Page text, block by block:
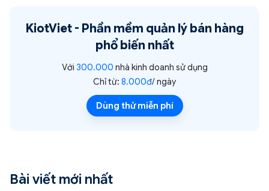
KiotViet - Phần mềm quản lý bán hàng
phổ biến nhất
Với 300.000 nhà kinh doanh sử dụng
Chỉ từ: 8.000đ/ ngày
Dùng thử miễn phí
Bài viết mới nhất